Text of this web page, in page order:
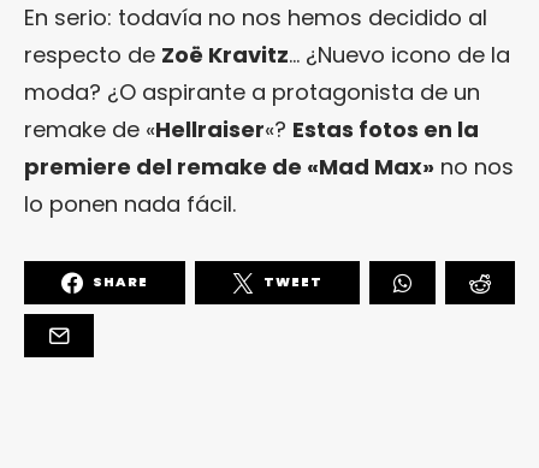
En serio: todavía no nos hemos decidido al
respecto de Zoë Kravitz… ¿Nuevo icono de la
moda? ¿O aspirante a protagonista de un
remake de «Hellraiser«? Estas fotos en la
premiere del remake de «Mad Max» no nos
lo ponen nada fácil.
SHARE TWEET